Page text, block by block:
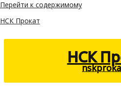
Перейти к содержимому
НСК Прокат
НСК